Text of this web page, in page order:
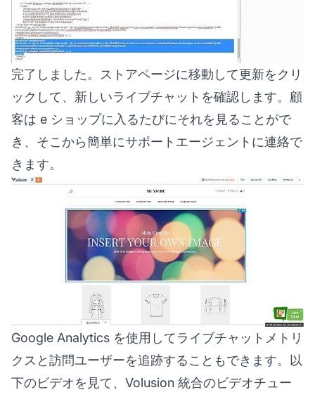
完了しました。ストアページに移動して更新をクリ
ックして、新しいライブチャットを確認します。顧
客は e ショップに入るたびにそれを見ることがで
き、そこから簡単にサポートエージェントに連絡で
きます。
Google Analytics を使用してライブチャットメトリ
クスと訪問ユーザーを追跡することもできます。以
下のビデオを見て、Volusion 統合のビデオチュー